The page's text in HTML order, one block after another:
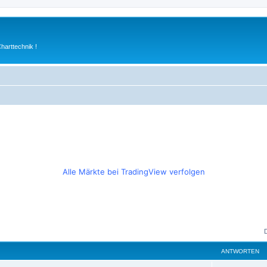
!
Alle Märkte bei TradingView verfolgen
ANTWORTEN